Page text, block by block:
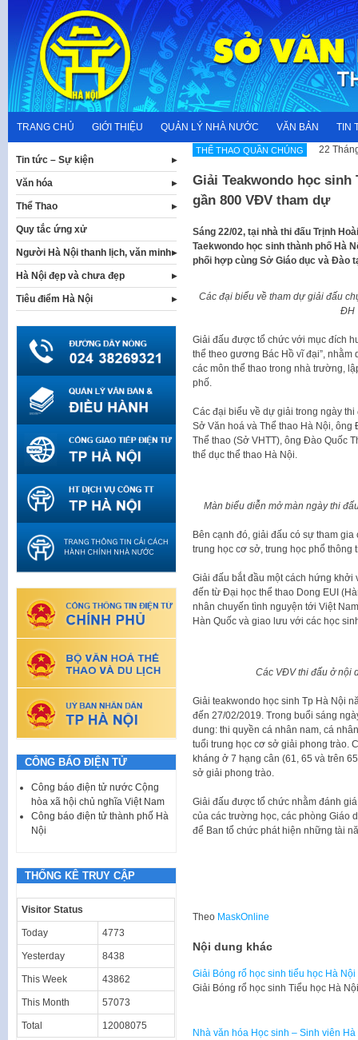
content
TRANG CHỦ GIỚI THIỆU QUẢN LÝ NHÀ NƯỚC VĂN BẢN TIN
THỂ THAO QUẦN CHÚNG 22
Giải Teakwondo học sinh
gần 800 VĐV tham dự
Sáng 22/02, tại nhà thi đấu Trịnh
Taekwondo học sinh thành phố Hà
phối hợp cùng Sở Giáo dục và Đào
Các đại biểu về tham dự giải đấu
ĐH
Giải đấu được tổ chức với mục đích
thể theo gương Bác Hồ vĩ đại”, nhằm
các môn thể thao trong nhà trường,
phố.
Các đại biểu về dự giải trong ngày
Sở Văn hoá và Thể thao Hà Nội,
Thể thao (Sở VHTT), ông Đào Quốc
thể dục thể thao Hà Nội.
Màn biểu diễn mở màn ngày thi
Bên cạnh đó, giải đấu có sự tham
trung học cơ sở, trung học phổ thông
Giải đấu bắt đầu một cách hứng
đến từ Đại học thể thao Dong EUI
nhân chuyến tình nguyện tới Việt
Hàn Quốc và giao lưu với các học
Các VĐV thi đấu ở nội
Giải teakwondo học sinh Tp Hà Nội
đến 27/02/2019. Trong buổi sáng
dung: thi quyền cá nhân nam, cá
tuổi trung học cơ sở giải phong trào.
kháng ở 7 hạng cân (61, 65 và trên
sở giải phong trào.
Giải đấu được tổ chức nhằm đánh
của các trường học, các phòng Giáo
để Ban tổ chức phát hiện những tài
Theo MaskOnline
Nội dung khác
Giải Bóng rổ học sinh tiểu học Hà
Giải Bóng rổ học sinh Tiểu học Hà
Nhà văn hóa Học sinh – Sinh viên
Tin tức – Sự kiện
Văn hóa
Thể Thao
Quy tắc ứng xử
Người Hà Nội thanh lịch, văn minh
Hà Nội đẹp và chưa đẹp
Tiêu điểm Hà Nội
CÔNG BÁO ĐIỆN TỬ
Công báo điện tử nước Cộng
hòa xã hội chủ nghĩa Việt Nam
Công báo điện tử thành phố Hà
Nội
THỐNG KÊ TRUY CẬP
Visitor Status
Today 4773
Yesterday 8438
This Week 43862
This Month 57073
Total 12008075